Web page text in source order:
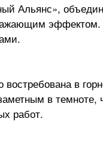
Альянс»,
эффектом.
в
в темноте,
работ.